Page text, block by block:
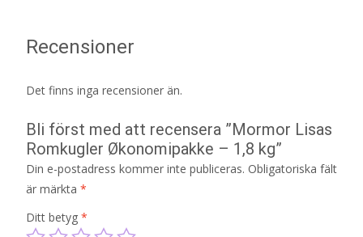
Recensioner
Det finns inga recensioner än.
Bli först med att recensera ”Mormor Lisas
Romkugler Økonomipakke – 1,8 kg”
Din e-postadress kommer inte publiceras. Obligatoriska fält
är märkta *
Ditt betyg *